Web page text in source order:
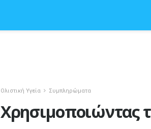
Ολιστική Υγεία Συμπληρώματα
Χρησιμοποιώντας